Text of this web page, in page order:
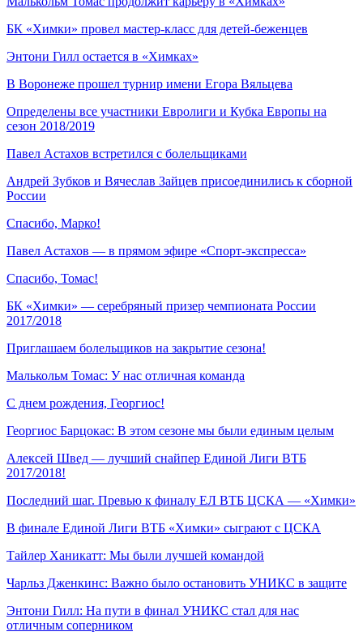
БК «Химки» провел мастер-класс для детей-беженцев
Энтони Гилл остается в «Химках»
В Воронеже прошел турнир имени Егора Вяльцева
Определены все участники Евролиги и Кубка Европы на
сезон 2018/2019
Павел Астахов встретился с болельщиками
Андрей Зубков и Вячеслав Зайцев присоединились к сборной
России
Спасибо, Марко!
Павел Астахов — в прямом эфире «Спорт-экспресса»
Спасибо, Томас!
БК «Химки» — серебряный призер чемпионата России
2017/2018
Приглашаем болельщиков на закрытие сезона!
Малькольм Томас: У нас отличная команда
С днем рождения, Георгиос!
Георгиос Барцокас: В этом сезоне мы были единым целым
Алексей Швед — лучший снайпер Единой Лиги ВТБ
2017/2018!
Последний шаг. Превью к финалу ЕЛ ВТБ ЦСКА — «Химки»
В финале Единой Лиги ВТБ «Химки» сыграют с ЦСКА
Тайлер Ханикатт: Мы были лучшей командой
Чарльз Дженкинс: Важно было остановить УНИКС в защите
Энтони Гилл: На пути в финал УНИКС стал для нас
отличным соперником